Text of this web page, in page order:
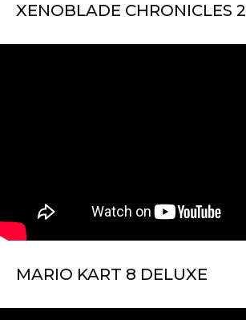
XENOBLADE CHRONICLES 2
MARIO KART 8 DELUXE